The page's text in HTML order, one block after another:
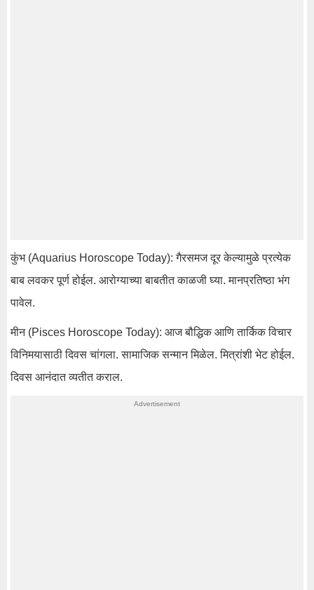
कुंभ (Aquarius Horoscope Today): गैरसमज दूर केल्यामुळे प्रत्येक
बाब लवकर पूर्ण होईल. आरोग्याच्या बाबतीत काळजी घ्या. मानप्रतिष्ठा भंग
पावेल.
मीन (Pisces Horoscope Today): आज बौद्धिक आणि तार्किक विचार
विनिमयासाठी दिवस चांगला. सामाजिक सन्मान मिळेल. मित्रांशी भेट होईल.
दिवस आनंदात व्यतीत कराल.